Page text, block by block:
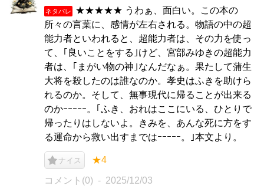
ネタバレ
★★★★★ うわぁ、面白い。この本の
所々の言葉に、感情が左右される。物語の中の超
能力者といわれると、超能力者は、その力を使っ
て、｢良いことをする｣けど、宮部みゆきの超能力
者は、｢まがい物の神｣なんだなぁ。果たして蒲生
大将を殺したのは誰なのか。孝史はふきを助けら
れるのか。そして、無事現代に帰ることが出来る
のかｰｰｰｰｰ。｢ふき、おれはここにいる、ひとりで
帰ったりはしないよ。きみを、あんな死に方をす
る運命から救い出すまではｰｰｰｰｰ。｣本文より。
ナイス ★4
コメント(0) 2025/12/03